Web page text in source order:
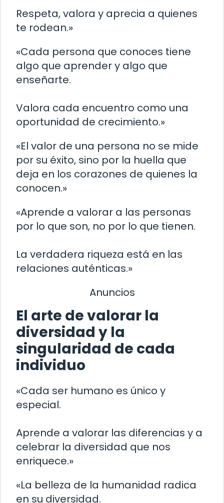
Respeta, valora y aprecia a quienes
te rodean.»
«Cada persona que conoces tiene
algo que aprender y algo que
enseñarte.
Valora cada encuentro como una
oportunidad de crecimiento.»
«El valor de una persona no se mide
por su éxito, sino por la huella que
deja en los corazones de quienes la
conocen.»
«Aprende a valorar a las personas
por lo que son, no por lo que tienen.
La verdadera riqueza está en las
relaciones auténticas.»
Anuncios
El arte de valorar la
diversidad y la
singularidad de cada
individuo
«Cada ser humano es único y
especial.
Aprende a valorar las diferencias y a
celebrar la diversidad que nos
enriquece.»
«La belleza de la humanidad radica
en su diversidad.